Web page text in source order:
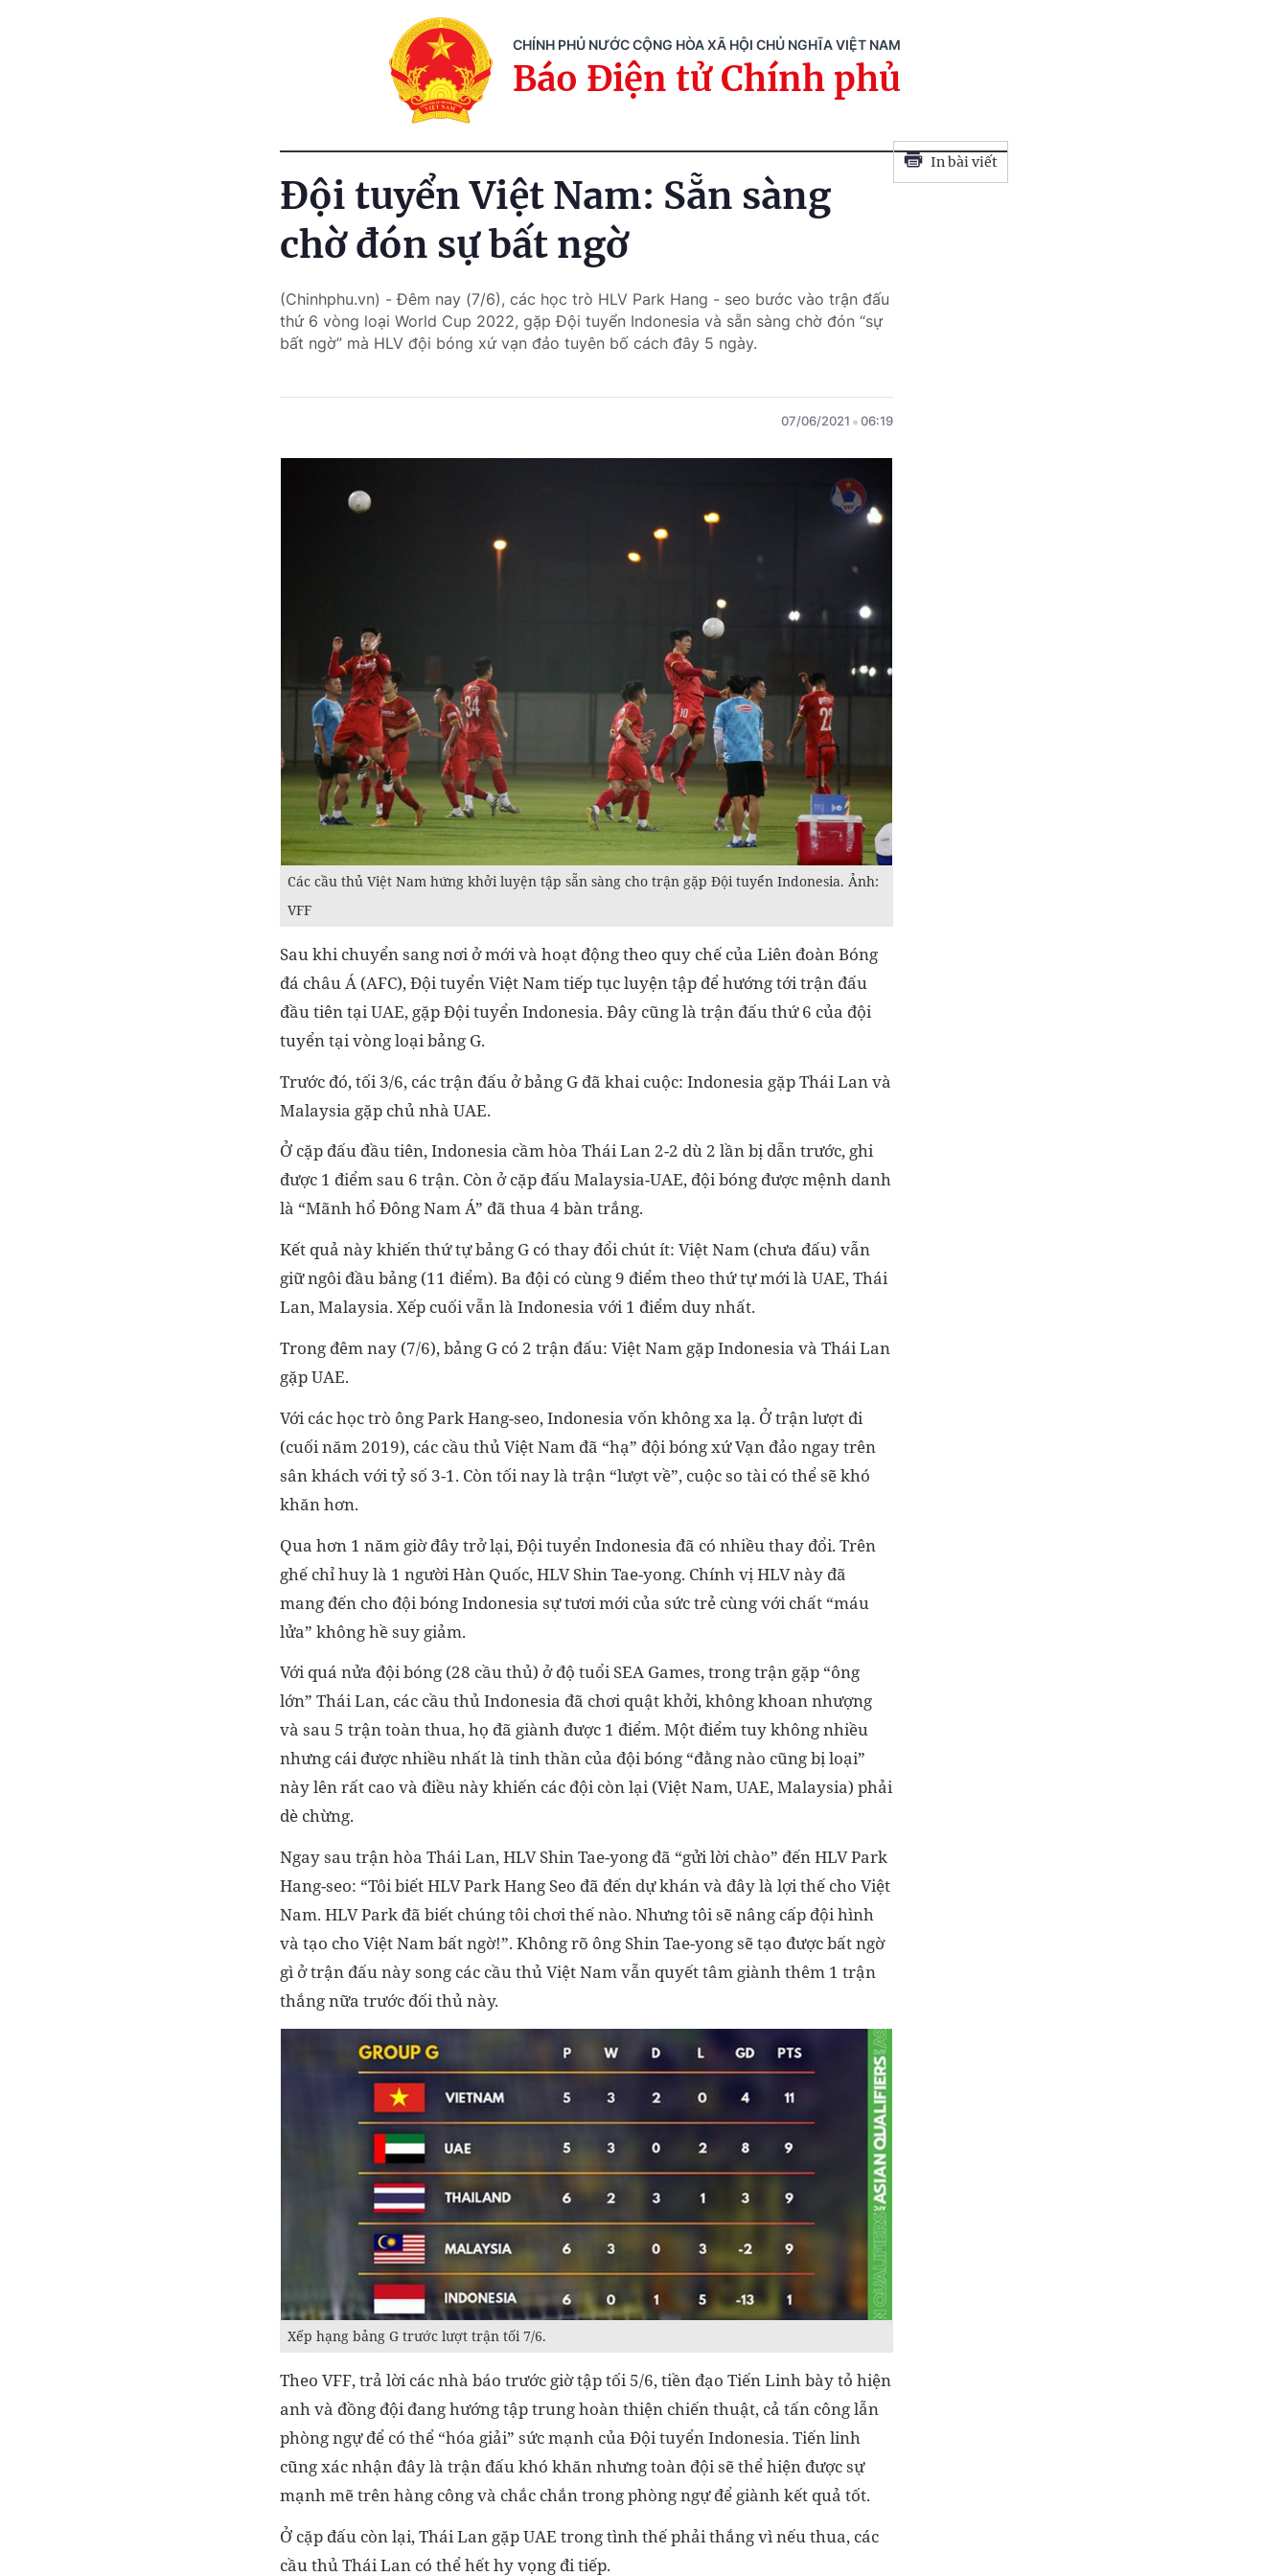
CHÍNH PHỦ NƯỚC CỘNG HÒA XÃ HỘI CHỦ NGHĨA VIỆT NAM
Báo Điện tử Chính phủ
In bài viết
Đội tuyển Việt Nam: Sẵn sàng
chờ đón sự bất ngờ
(Chinhphu.vn) - Đêm nay (7/6), các học trò HLV Park Hang - seo bước vào trận đấu
thứ 6 vòng loại World Cup 2022, gặp Đội tuyển Indonesia và sẵn sàng chờ đón “sự
bất ngờ” mà HLV đội bóng xứ vạn đảo tuyên bố cách đây 5 ngày.
07/06/2021 06:19
Các cầu thủ Việt Nam hứng khởi luyện tập sẵn sàng cho trận gặp Đội tuyển Indonesia. Ảnh:
VFF
Sau khi chuyển sang nơi ở mới và hoạt động theo quy chế của Liên đoàn Bóng
đá châu Á (AFC), Đội tuyển Việt Nam tiếp tục luyện tập để hướng tới trận đấu
đầu tiên tại UAE, gặp Đội tuyển Indonesia. Đây cũng là trận đấu thứ 6 của đội
tuyển tại vòng loại bảng G.
Trước đó, tối 3/6, các trận đấu ở bảng G đã khai cuộc: Indonesia gặp Thái Lan và
Malaysia gặp chủ nhà UAE.
Ở cặp đấu đầu tiên, Indonesia cầm hòa Thái Lan 2-2 dù 2 lần bị dẫn trước, ghi
được 1 điểm sau 6 trận. Còn ở cặp đấu Malaysia-UAE, đội bóng được mệnh danh
là “Mãnh hổ Đông Nam Á” đã thua 4 bàn trắng.
Kết quả này khiến thứ tự bảng G có thay đổi chút ít: Việt Nam (chưa đấu) vẫn
giữ ngôi đầu bảng (11 điểm). Ba đội có cùng 9 điểm theo thứ tự mới là UAE, Thái
Lan, Malaysia. Xếp cuối vẫn là Indonesia với 1 điểm duy nhất.
Trong đêm nay (7/6), bảng G có 2 trận đấu: Việt Nam gặp Indonesia và Thái Lan
gặp UAE.
Với các học trò ông Park Hang-seo, Indonesia vốn không xa lạ. Ở trận lượt đi
(cuối năm 2019), các cầu thủ Việt Nam đã “hạ” đội bóng xứ Vạn đảo ngay trên
sân khách với tỷ số 3-1. Còn tối nay là trận “lượt về”, cuộc so tài có thể sẽ khó
khăn hơn.
Qua hơn 1 năm giờ đây trở lại, Đội tuyển Indonesia đã có nhiều thay đổi. Trên
ghế chỉ huy là 1 người Hàn Quốc, HLV Shin Tae-yong. Chính vị HLV này đã
mang đến cho đội bóng Indonesia sự tươi mới của sức trẻ cùng với chất “máu
lửa” không hề suy giảm.
Với quá nửa đội bóng (28 cầu thủ) ở độ tuổi SEA Games, trong trận gặp “ông
lớn” Thái Lan, các cầu thủ Indonesia đã chơi quật khởi, không khoan nhượng
và sau 5 trận toàn thua, họ đã giành được 1 điểm. Một điểm tuy không nhiều
nhưng cái được nhiều nhất là tinh thần của đội bóng “đằng nào cũng bị loại”
này lên rất cao và điều này khiến các đội còn lại (Việt Nam, UAE, Malaysia) phải
dè chừng.
Ngay sau trận hòa Thái Lan, HLV Shin Tae-yong đã “gửi lời chào” đến HLV Park
Hang-seo: “Tôi biết HLV Park Hang Seo đã đến dự khán và đây là lợi thế cho Việt
Nam. HLV Park đã biết chúng tôi chơi thế nào. Nhưng tôi sẽ nâng cấp đội hình
và tạo cho Việt Nam bất ngờ!”. Không rõ ông Shin Tae-yong sẽ tạo được bất ngờ
gì ở trận đấu này song các cầu thủ Việt Nam vẫn quyết tâm giành thêm 1 trận
thắng nữa trước đối thủ này.
Xếp hạng bảng G trước lượt trận tối 7/6.
Theo VFF, trả lời các nhà báo trước giờ tập tối 5/6, tiền đạo Tiến Linh bày tỏ hiện
anh và đồng đội đang hướng tập trung hoàn thiện chiến thuật, cả tấn công lẫn
phòng ngự để có thể “hóa giải” sức mạnh của Đội tuyển Indonesia. Tiến linh
cũng xác nhận đây là trận đấu khó khăn nhưng toàn đội sẽ thể hiện được sự
mạnh mẽ trên hàng công và chắc chắn trong phòng ngự để giành kết quả tốt.
Ở cặp đấu còn lại, Thái Lan gặp UAE trong tình thế phải thắng vì nếu thua, các
cầu thủ Thái Lan có thể hết hy vọng đi tiếp.